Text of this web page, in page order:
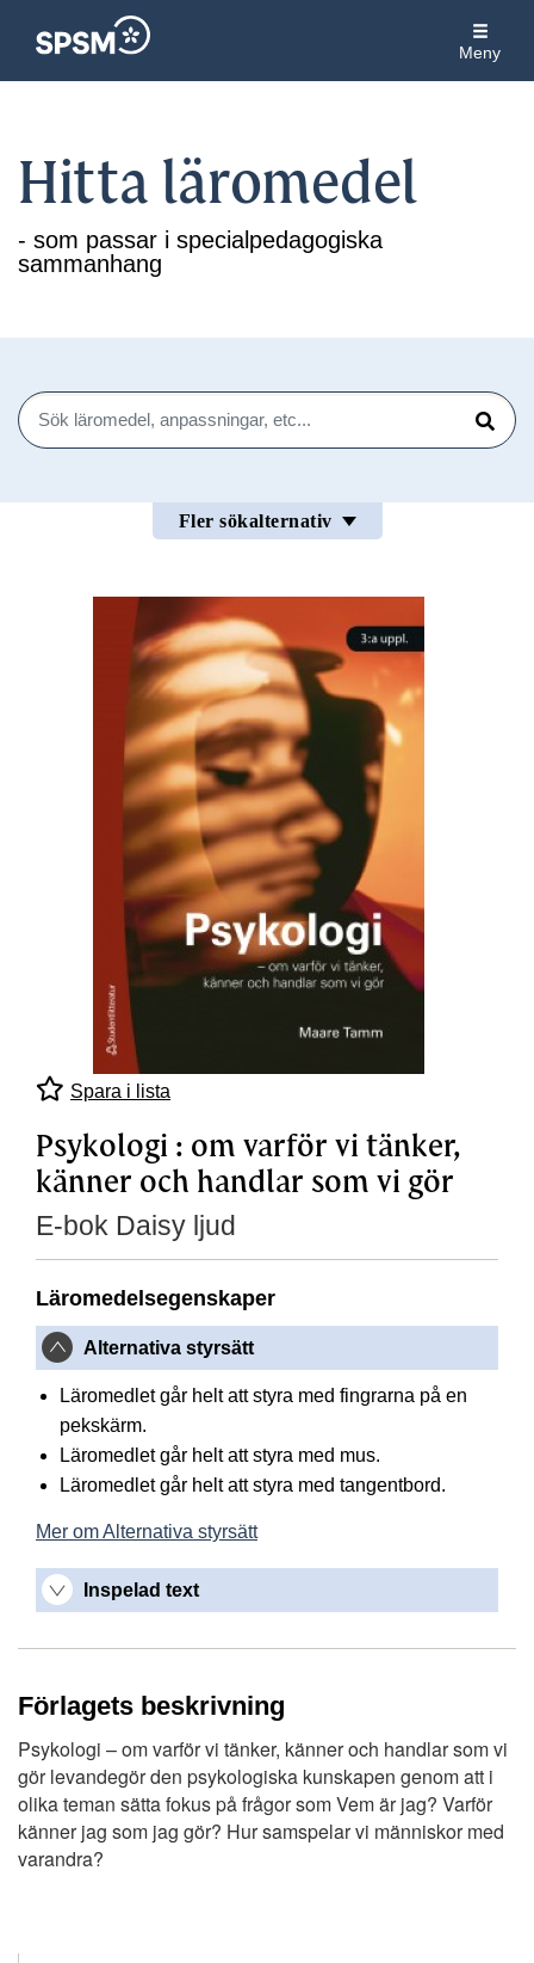
Meny
Hitta läromedel
- som passar i specialpedagogiska
sammanhang
Sök
Sök
Fler sökalternativ
Spara i lista
Psykologi : om varför vi tänker,
känner och handlar som vi gör
E-bok Daisy ljud
Läromedelsegenskaper
Alternativa styrsätt
Läromedlet går helt att styra med fingrarna på en
pekskärm.
Läromedlet går helt att styra med mus.
Läromedlet går helt att styra med tangentbord.
Mer om Alternativa styrsätt
Inspelad text
Förlagets beskrivning
Psykologi – om varför vi tänker, känner och handlar som vi
gör levandegör den psykologiska kunskapen genom att i
olika teman sätta fokus på frågor som Vem är jag? Varför
känner jag som jag gör? Hur samspelar vi människor med
varandra?